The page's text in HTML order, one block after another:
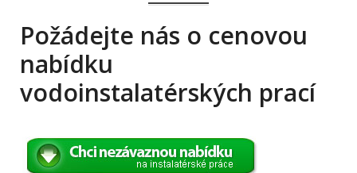
Požádejte nás o cenovou
nabídku
vodoinstalatérských prací